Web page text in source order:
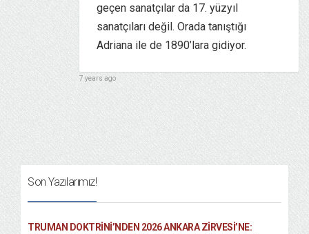
geçen sanatçılar da 17. yüzyıl
sanatçıları değil. Orada tanıştığı
Adriana ile de 1890’lara gidiyor.
7 years ago
Son Yazılarımız!
TRUMAN DOKTRINI’NDEN 2026 ANKARA ZIRVESI’NE: